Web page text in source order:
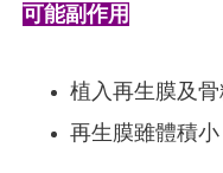
可能副作用
植入再生膜及
再生膜雖體積